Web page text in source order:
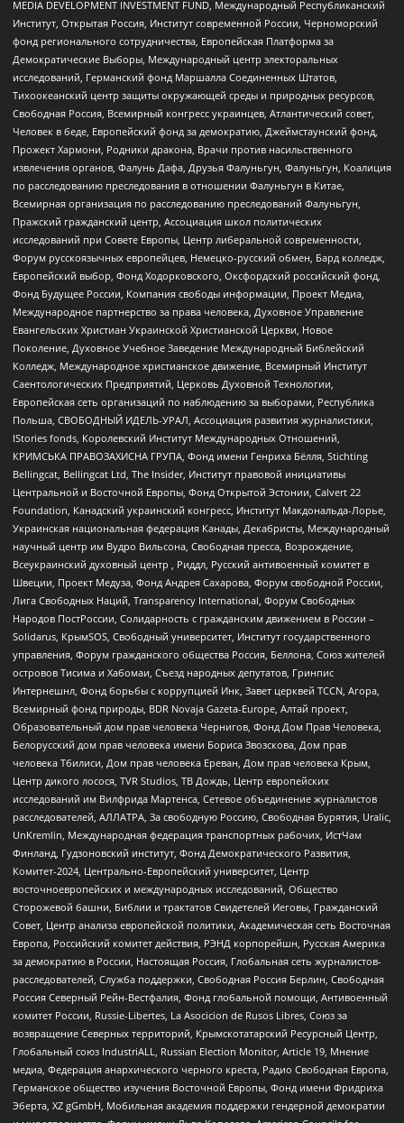
MEDIA DEVELOPMENT INVESTMENT FUND, Международный Республиканский
Институт, Открытая Россия, Институт современной России, Черноморский
фонд регионального сотрудничества, Европейская Платформа за
Демократические Выборы, Международный центр электоральных
исследований, Германский фонд Маршалла Соединенных Штатов,
Тихоокеанский центр защиты окружающей среды и природных ресурсов,
Свободная Россия, Всемирный конгресс украинцев, Атлантический совет,
Человек в беде, Европейский фонд за демократию, Джеймстаунский фонд,
Прожект Хармони, Родники дракона, Врачи против насильственного
извлечения органов, Фалунь Дафа, Друзья Фалуньгун, Фалуньгун, Коалиция
по расследованию преследования в отношении Фалуньгун в Китае,
Всемирная организация по расследованию преследований Фалуньгун,
Пражский гражданский центр, Ассоциация школ политических
исследований при Совете Европы, Центр либеральной современности,
Форум русскоязычных европейцев, Немецко-русский обмен, Бард колледж,
Европейский выбор, Фонд Ходорковского, Оксфордский российский фонд,
Фонд Будущее России, Компания свободы информации, Проект Медиа,
Международное партнерство за права человека, Духовное Управление
Евангельских Христиан Украинской Христианской Церкви, Новое
Поколение, Духовное Учебное Заведение Международный Библейский
Колледж, Международное христианское движение, Всемирный Институт
Саентологических Предприятий, Церковь Духовной Технологии,
Европейская сеть организаций по наблюдению за выборами, Республика
Польша, СВОБОДНЫЙ ИДЕЛЬ-УРАЛ, Ассоциация развития журналистики,
IStories fonds, Королевский Институт Международных Отношений,
КРИМСЬКА ПРАВОЗАХИСНА ГРУПА, Фонд имени Генриха Бёлля, Stichting
Bellingcat, Bellingcat Ltd, The Insider, Институт правовой инициативы
Центральной и Восточной Европы, Фонд Открытой Эстонии, Calvert 22
Foundation, Канадский украинский конгресс, Институт Макдональда-Лорье,
Украинская национальная федерация Канады, Декабристы, Международный
научный центр им Вудро Вильсона, Свободная пресса, Возрождение,
Всеукраинский духовный центр , Риддл, Русский антивоенный комитет в
Швеции, Проект Медуза, Фонд Андрея Сахарова, Форум свободной России,
Лига Свободных Наций, Transparеncy International, Форум Свободных
Народов ПостРоссии, Солидарность с гражданским движением в России –
Solidarus, КрымSOS, Свободный университет, Институт государственного
управления, Форум гражданского общества Россия, Беллона, Союз жителей
островов Тисима и Хабомаи, Съезд народных депутатов, Гринпис
Интернешнл, Фонд борьбы с коррупцией Инк, Завет церквей TCCN, Агора,
Всемирный фонд природы, BDR Novaja Gazeta-Europe, Алтай проект,
Образовательный дом прав человека Чернигов, Фонд Дом Прав Человека,
Белорусский дом прав человека имени Бориса Звозскова, Дом прав
человека Тбилиси, Дом прав человека Ереван, Дом прав человека Крым,
Центр дикого лосося, TVR Studios, ТВ Дождь, Центр европейских
исследований им Вилфрида Мартенса, Сетевое объединение журналистов
расследователей, АЛЛАТРА, За свободную Россию, Свободная Бурятия, Uralic,
UnKremlin, Международная федерация транспортных рабочих, ИстЧам
Финланд, Гудзоновский институт, Фонд Демократического Развития,
Комитет-2024, Центрально-Европейский университет, Центр
восточноевропейских и международных исследований, Общество
Сторожевой башни, Библии и трактатов Свидетелей Иеговы, Гражданский
Совет, Центр анализа европейской политики, Академическая сеть Восточная
Европа, Российский комитет действия, РЭНД корпорейшн, Русская Америка
за демократию в России, Настоящая Россия, Глобальная сеть журналистов-
расследователей, Служба поддержки, Свободная Россия Берлин, Свободная
Россия Северный Рейн-Вестфалия, Фонд глобальной помощи, Антивоенный
комитет России, Russie-Libertes, La Asocicion de Rusos Libres, Союз за
возвращение Северных территорий, Крымскотатарский Ресурсный Центр,
Глобальный союз IndustriALL, Russian Election Monitor, Article 19, Мнение
медиа, Федерация анархического черного креста, Радио Свободная Европа,
Германское общество изучения Восточной Европы, Фонд имени Фридриха
Эберта, XZ gGmbH, Мобильная академия поддержки гендерной демократии